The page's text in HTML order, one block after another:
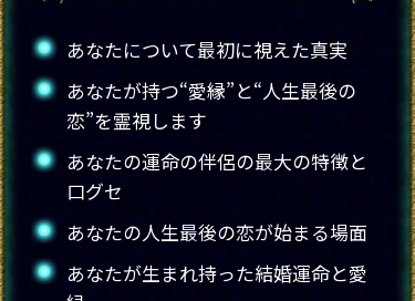
あなたについて最初に視えた真実
あなたが持つ“愛縁”と“人生最後の
恋”を霊視します
あなたの運命の伴侶の最大の特徴と
口グセ
あなたの人生最後の恋が始まる場面
あなたが生まれ持った結婚運命と愛